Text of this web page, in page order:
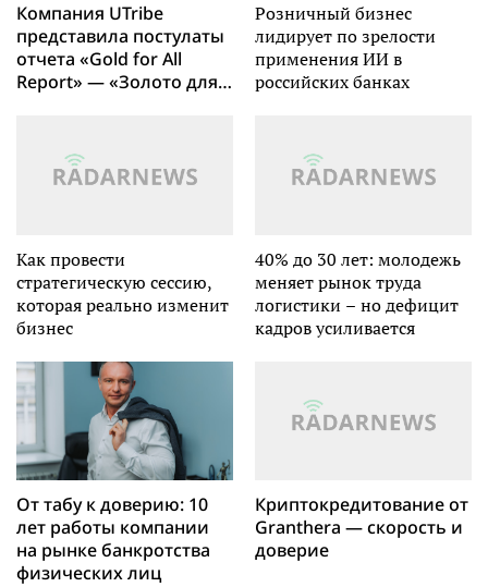
Компания UTribe
представила постулаты
отчета «Gold for All
Report» — «Золото для
Розничный бизнес
лидирует по зрелости
применения ИИ в
российских банках
Как провести
стратегическую сессию,
которая реально изменит
бизнес
40% до 30 лет: молодежь
меняет рынок труда
логистики – но дефицит
кадров усиливается
От табу к доверию: 10
лет работы компании
на рынке банкротства
физических лиц
Криптокредитование от
Granthera — скорость и
доверие